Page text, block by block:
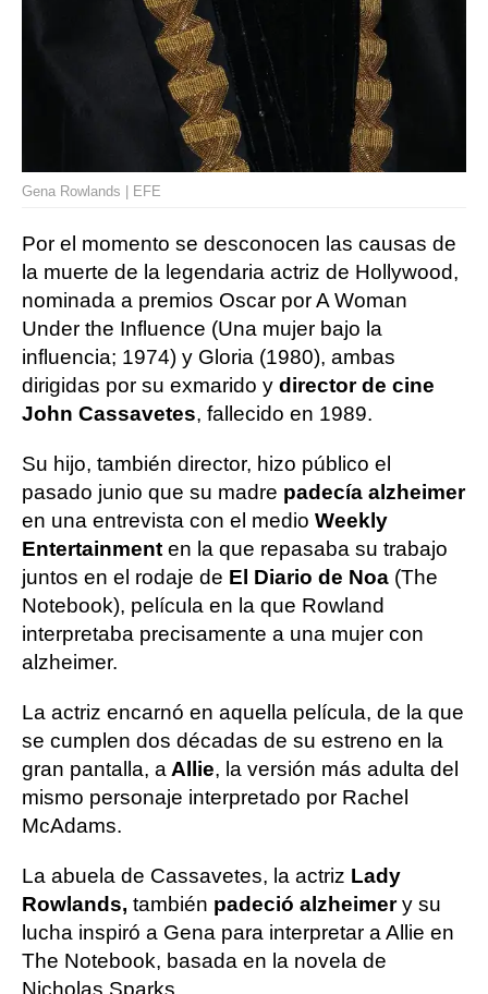
Gena Rowlands | EFE
Por el momento se desconocen las causas de
la muerte de la legendaria actriz de Hollywood,
nominada a premios Oscar por A Woman
Under the Influence (Una mujer bajo la
influencia; 1974) y Gloria (1980), ambas
dirigidas por su exmarido y director de cine
John Cassavetes, fallecido en 1989.
Su hijo, también director, hizo público el
pasado junio que su madre padecía alzheimer
en una entrevista con el medio Weekly
Entertainment en la que repasaba su trabajo
juntos en el rodaje de El Diario de Noa (The
Notebook), película en la que Rowland
interpretaba precisamente a una mujer con
alzheimer.
La actriz encarnó en aquella película, de la que
se cumplen dos décadas de su estreno en la
gran pantalla, a Allie, la versión más adulta del
mismo personaje interpretado por Rachel
McAdams.
La abuela de Cassavetes, la actriz Lady
Rowlands, también padeció alzheimery su
lucha inspiró a Gena para interpretar a Allie en
The Notebook, basada en la novela de
Nicholas Sparks.